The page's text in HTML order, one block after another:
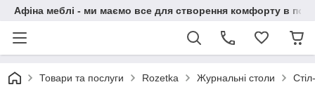
Афіна меблі - ми маємо все для створення комфорту в
Товари та послуги Rozetka Журнальні столи